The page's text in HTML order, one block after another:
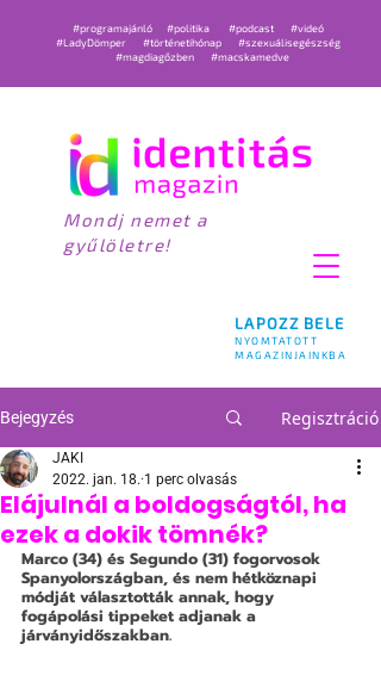
LAPOZZ BELE
NYOMTATOTT
MAGAZINJAINKBA
#programajánló #politika #podcast
#videó
#LadyDömper
#történetihónap
#szexuálisegészség
#magdiagőzben
#macskamedve
Mondj nemet a
gyűlöletre!
Bejegyzés Regisztráció
Elájulnál a boldogságtól, ha
ezek a dokik tömnék?
JAKI
2022. jan. 18. 1 perc olvasás
Marco (34) és Segundo (31) fogorvosok
Spanyolországban, és nem hétköznapi
módját választották annak, hogy
fogápolási tippeket adjanak a
járványidőszakban.